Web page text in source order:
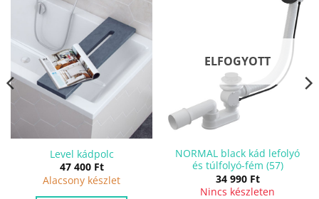
Level kádpolc
47 400 Ft
Alacsony készlet
ELFOGYOTT
NORMAL black kád lefolyó
és túlfolyó-fém (57)
34 990 Ft
Nincs készleten